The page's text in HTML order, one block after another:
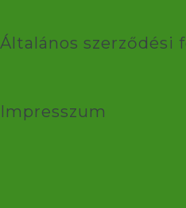
Általános szerződési
Impresszum